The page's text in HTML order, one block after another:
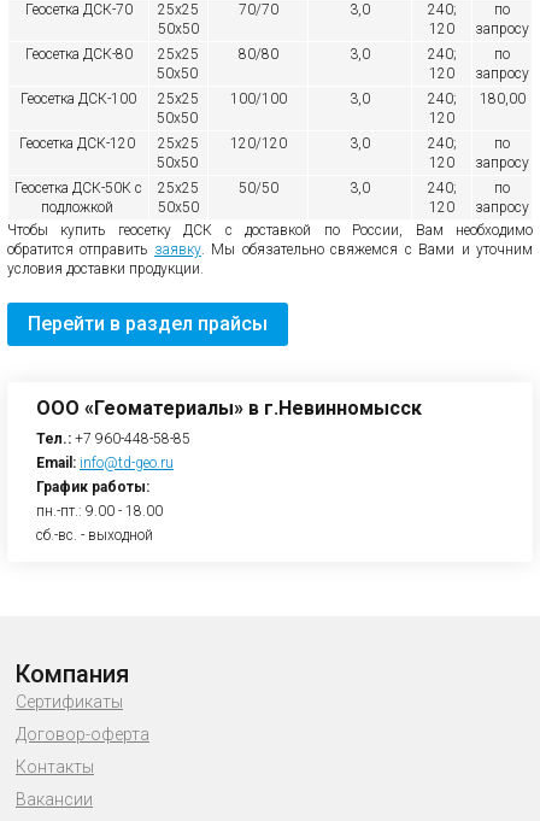
Геосетка ДСК-70
25х25
50х50
70/70 3,0
240;
120
по
запросу
Геосетка ДСК-80
25х25
50х50
80/80 3,0
240;
120
по
запросу
Геосетка ДСК-100
25х25
50х50
100/100 3,0
240;
120
180,00
Геосетка ДСК-120
25х25
50х50
120/120 3,0
240;
120
по
запросу
Геосетка ДСК-50К с
подложкой
25х25
50х50
50/50 3,0
240;
120
по
запросу
Чтобы купить геосетку ДСК с доставкой по России, Вам необходимо
обратится отправить заявку. Мы обязательно свяжемся с Вами и уточним
условия доставки продукции.
Перейти в раздел прайсы
ООО «Геоматериалы» в г.Невинномысск
Тел.: +7 960-448-58-85
Email: info@td-geo.ru
График работы:
пн.-пт.: 9.00 - 18.00
сб.-вс. - выходной
Компания
Сертификаты
Договор-оферта
Контакты
Вакансии